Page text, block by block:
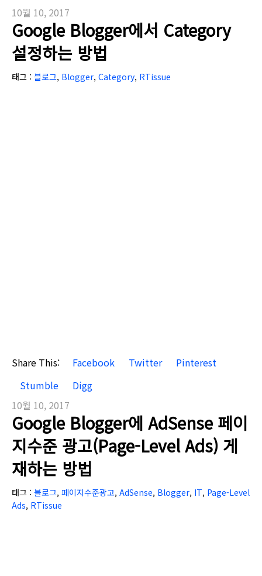
10월 10, 2017
Google Blogger에서 Category
설정하는 방법
태그 : 블로그, Blogger, Category, RTissue
Share This: Facebook Twitter
Pinterest
Stumble
Digg
10월 10, 2017
Google Blogger에 AdSense 페이
지수준 광고(Page-Level Ads) 게
재하는 방법
태그 : 블로그, 페이지수준광고, AdSense, Blogger, IT, Page-Level
Ads, RTissue